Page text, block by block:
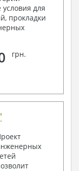
фундаментов
Узлы
по желанию
данными
и
для
прокладки
грн.